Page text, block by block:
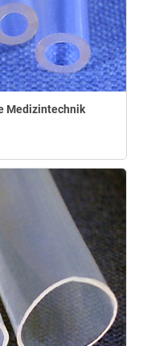
Medizintechnik